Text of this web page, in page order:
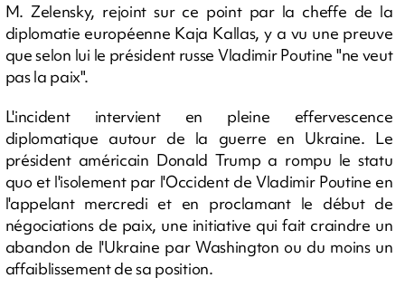
M. Zelensky, rejoint sur ce point par la cheffe de la
diplomatie européenne Kaja Kallas, y a vu une preuve
que selon lui le président russe Vladimir Poutine "ne veut
pas la paix".
L'incident intervient en pleine effervescence
diplomatique autour de la guerre en Ukraine. Le
président américain Donald Trump a rompu le statu
quo et l'isolement par l'Occident de Vladimir Poutine en
l'appelant mercredi et en proclamant le début de
négociations de paix, une initiative qui fait craindre un
abandon de l'Ukraine par Washington ou du moins un
affaiblissement de sa position.